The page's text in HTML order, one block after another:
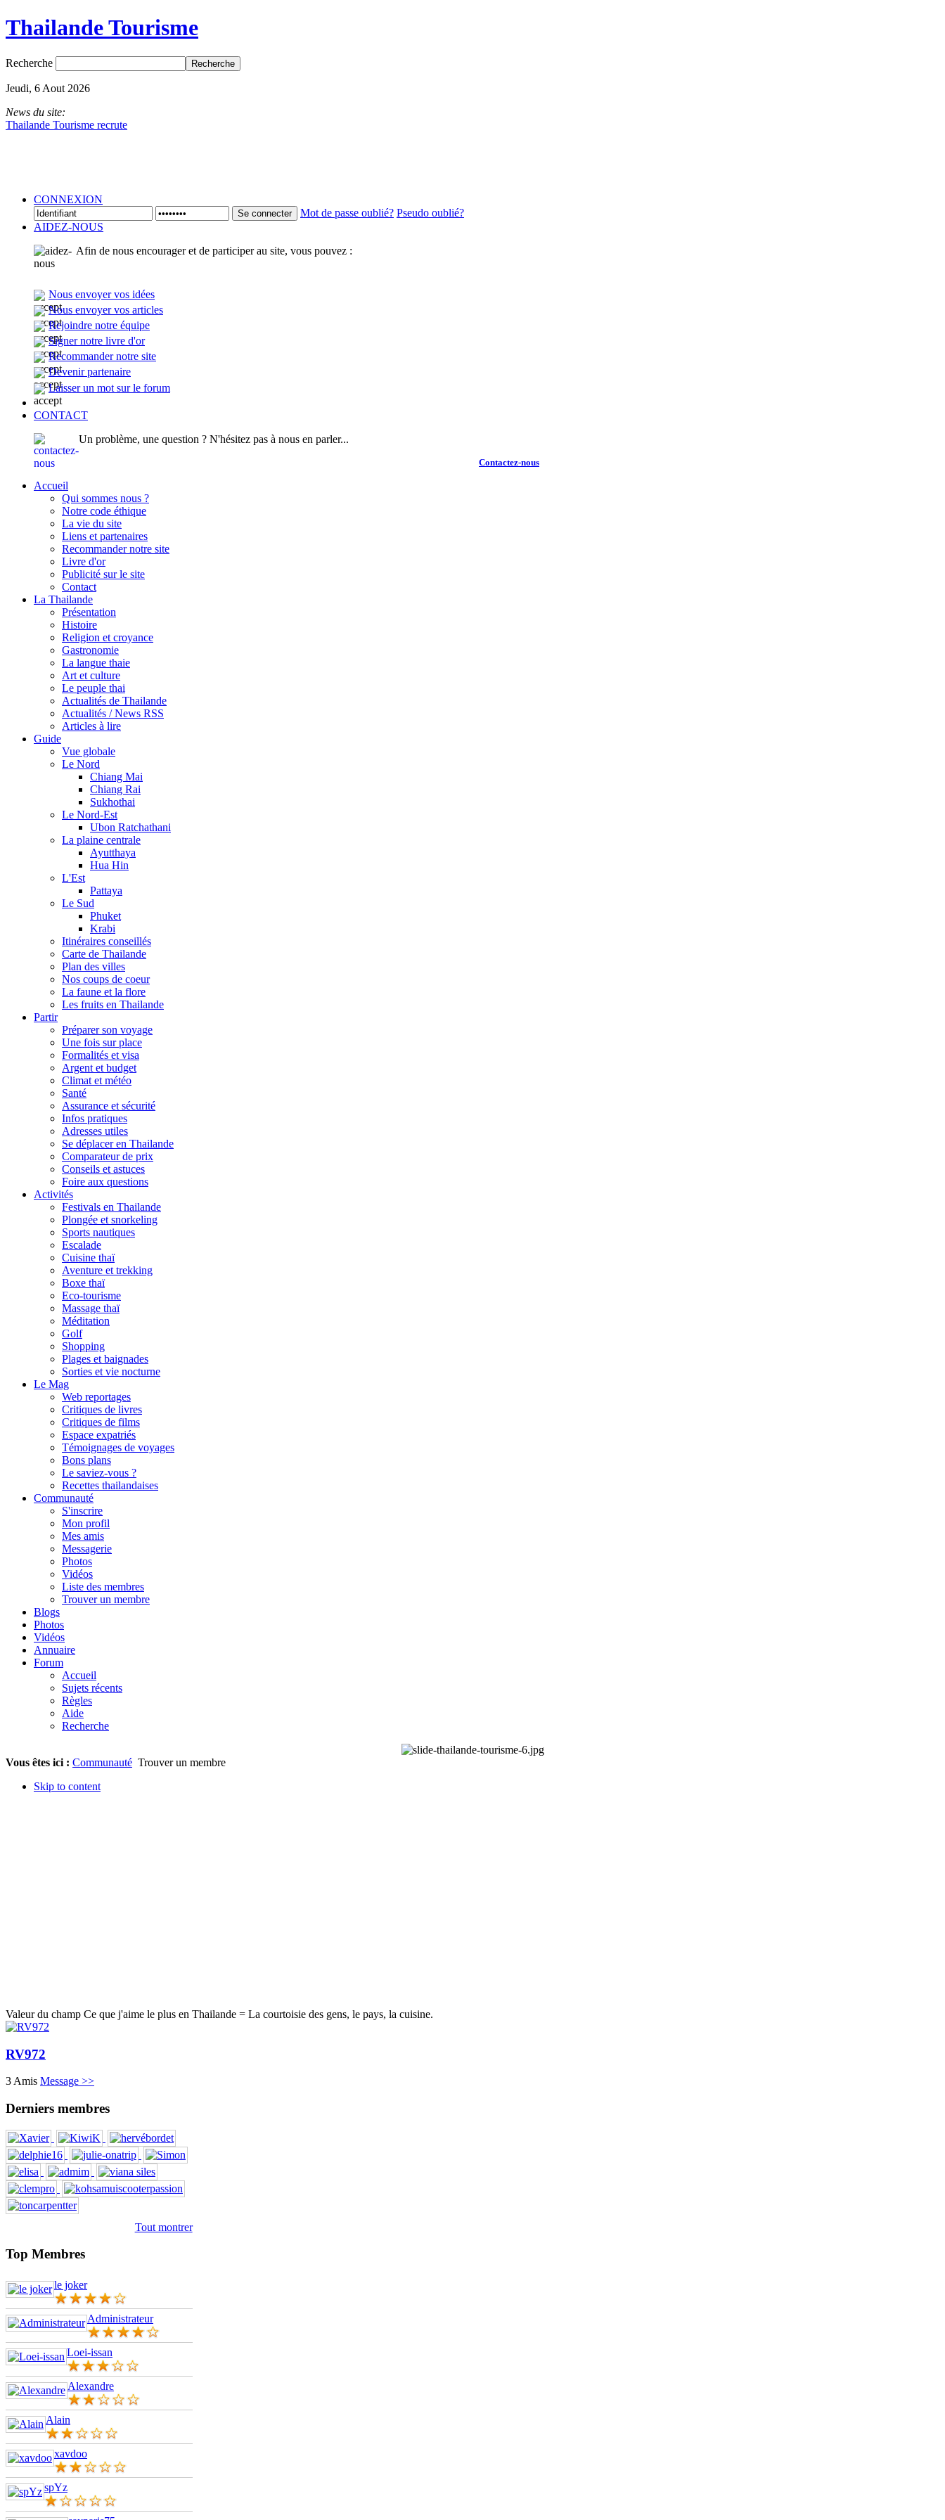
Thailande Tourisme
Recherche
Jeudi, 6 Aout 2026
News du site:
Thailande Tourisme recrute
CONNEXION
Se connecter Mot de passe oublié? Pseudo oublié?
AIDEZ-NOUS
Afin de nous encourager et de participer au site, vous pouvez :
Nous envoyer vos idées
Nous envoyer vos articles
Rejoindre notre équipe
Signer notre livre d'or
Recommander notre site
Devenir partenaire
Laisser un mot sur le forum
CONTACT
Un problème, une question ? N'hésitez pas à nous en parler...
Contactez-nous
Accueil
Qui sommes nous ?
Notre code éthique
La vie du site
Liens et partenaires
Recommander notre site
Livre d'or
Publicité sur le site
Contact
La Thailande
Présentation
Histoire
Religion et croyance
Gastronomie
La langue thaie
Art et culture
Le peuple thai
Actualités de Thailande
Actualités / News RSS
Articles à lire
Guide
Vue globale
Le Nord
Chiang Mai
Chiang Rai
Sukhothai
Le Nord-Est
Ubon Ratchathani
La plaine centrale
Ayutthaya
Hua Hin
L'Est
Pattaya
Le Sud
Phuket
Krabi
Itinéraires conseillés
Carte de Thailande
Plan des villes
Nos coups de coeur
La faune et la flore
Les fruits en Thailande
Partir
Préparer son voyage
Une fois sur place
Formalités et visa
Argent et budget
Climat et météo
Santé
Assurance et sécurité
Infos pratiques
Adresses utiles
Se déplacer en Thailande
Comparateur de prix
Conseils et astuces
Foire aux questions
Activités
Festivals en Thailande
Plongée et snorkeling
Sports nautiques
Escalade
Cuisine thaï
Aventure et trekking
Boxe thaï
Eco-tourisme
Massage thaï
Méditation
Golf
Shopping
Plages et baignades
Sorties et vie nocturne
Le Mag
Web reportages
Critiques de livres
Critiques de films
Espace expatriés
Témoignages de voyages
Bons plans
Le saviez-vous ?
Recettes thailandaises
Communauté
S'inscrire
Mon profil
Mes amis
Messagerie
Photos
Vidéos
Liste des membres
Trouver un membre
Blogs
Photos
Vidéos
Annuaire
Forum
Accueil
Sujets récents
Règles
Aide
Recherche
Vous êtes ici : Communauté Trouver un membre
Skip to content
Valeur du champ Ce que j'aime le plus en Thailande = La courtoisie des gens, le pays, la cuisine.
RV972
3 Amis Message >>
Derniers membres
Tout montrer
Top Membres
le joker
Administrateur
Loei-issan
Alexandre
Alain
xavdoo
spYz